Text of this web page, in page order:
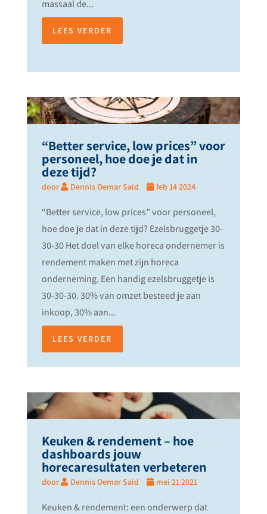
massaal de...
LEES VERDER
“Better service, low prices” voor
personeel, hoe doe je dat in
deze tijd?
door Dennis Oemar Said feb 14 2024
“Better service, low prices” voor personeel,
hoe doe je dat in deze tijd? Ezelsbruggetje 30-
30-30 Het doel van elke horeca ondernemer is
rendement maken met zijn horeca
onderneming. Een handig ezelsbruggetje is
30-30-30. 30% van omzet besteed je aan
inkoop, 30% aan...
LEES VERDER
Keuken & rendement – hoe
dashboards jouw
horecaresultaten verbeteren
door Dennis Oemar Said mei 21 2021
Keuken & rendement: een onderwerp dat